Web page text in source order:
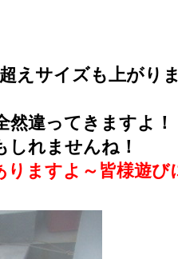
えサイズも上がり
違ってきますよ！
れませんね！
ますよ～皆様遊び